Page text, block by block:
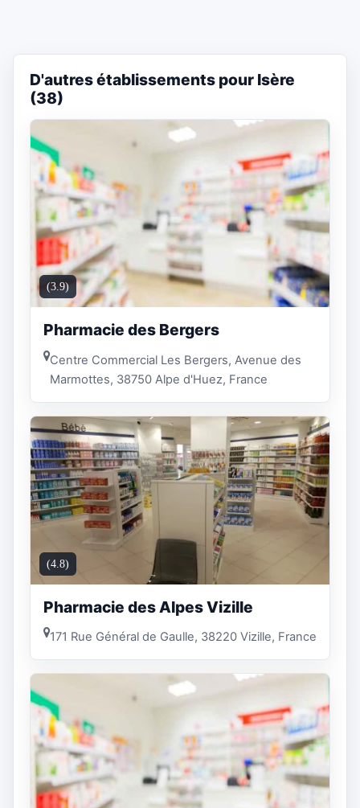
D'autres établissements pour Isère
(38)
(3.9)
Pharmacie des Bergers
Centre Commercial Les Bergers, Avenue des
Marmottes, 38750 Alpe d'Huez, France
(4.8)
Pharmacie des Alpes Vizille
171 Rue Général de Gaulle, 38220 Vizille, France